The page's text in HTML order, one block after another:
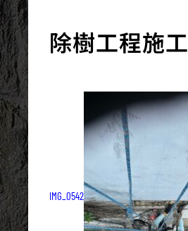
除樹工程施工
IMG_0542